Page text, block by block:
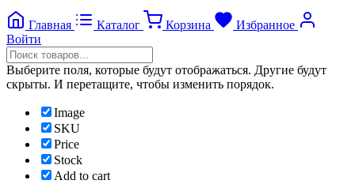
Главная Каталог Корзина
Избранное
Войти
Выберите поля, которые будут отображаться. Другие будут
скрыты. И перетащите, чтобы изменить порядок.
Image
SKU
Price
Stock
Add to cart